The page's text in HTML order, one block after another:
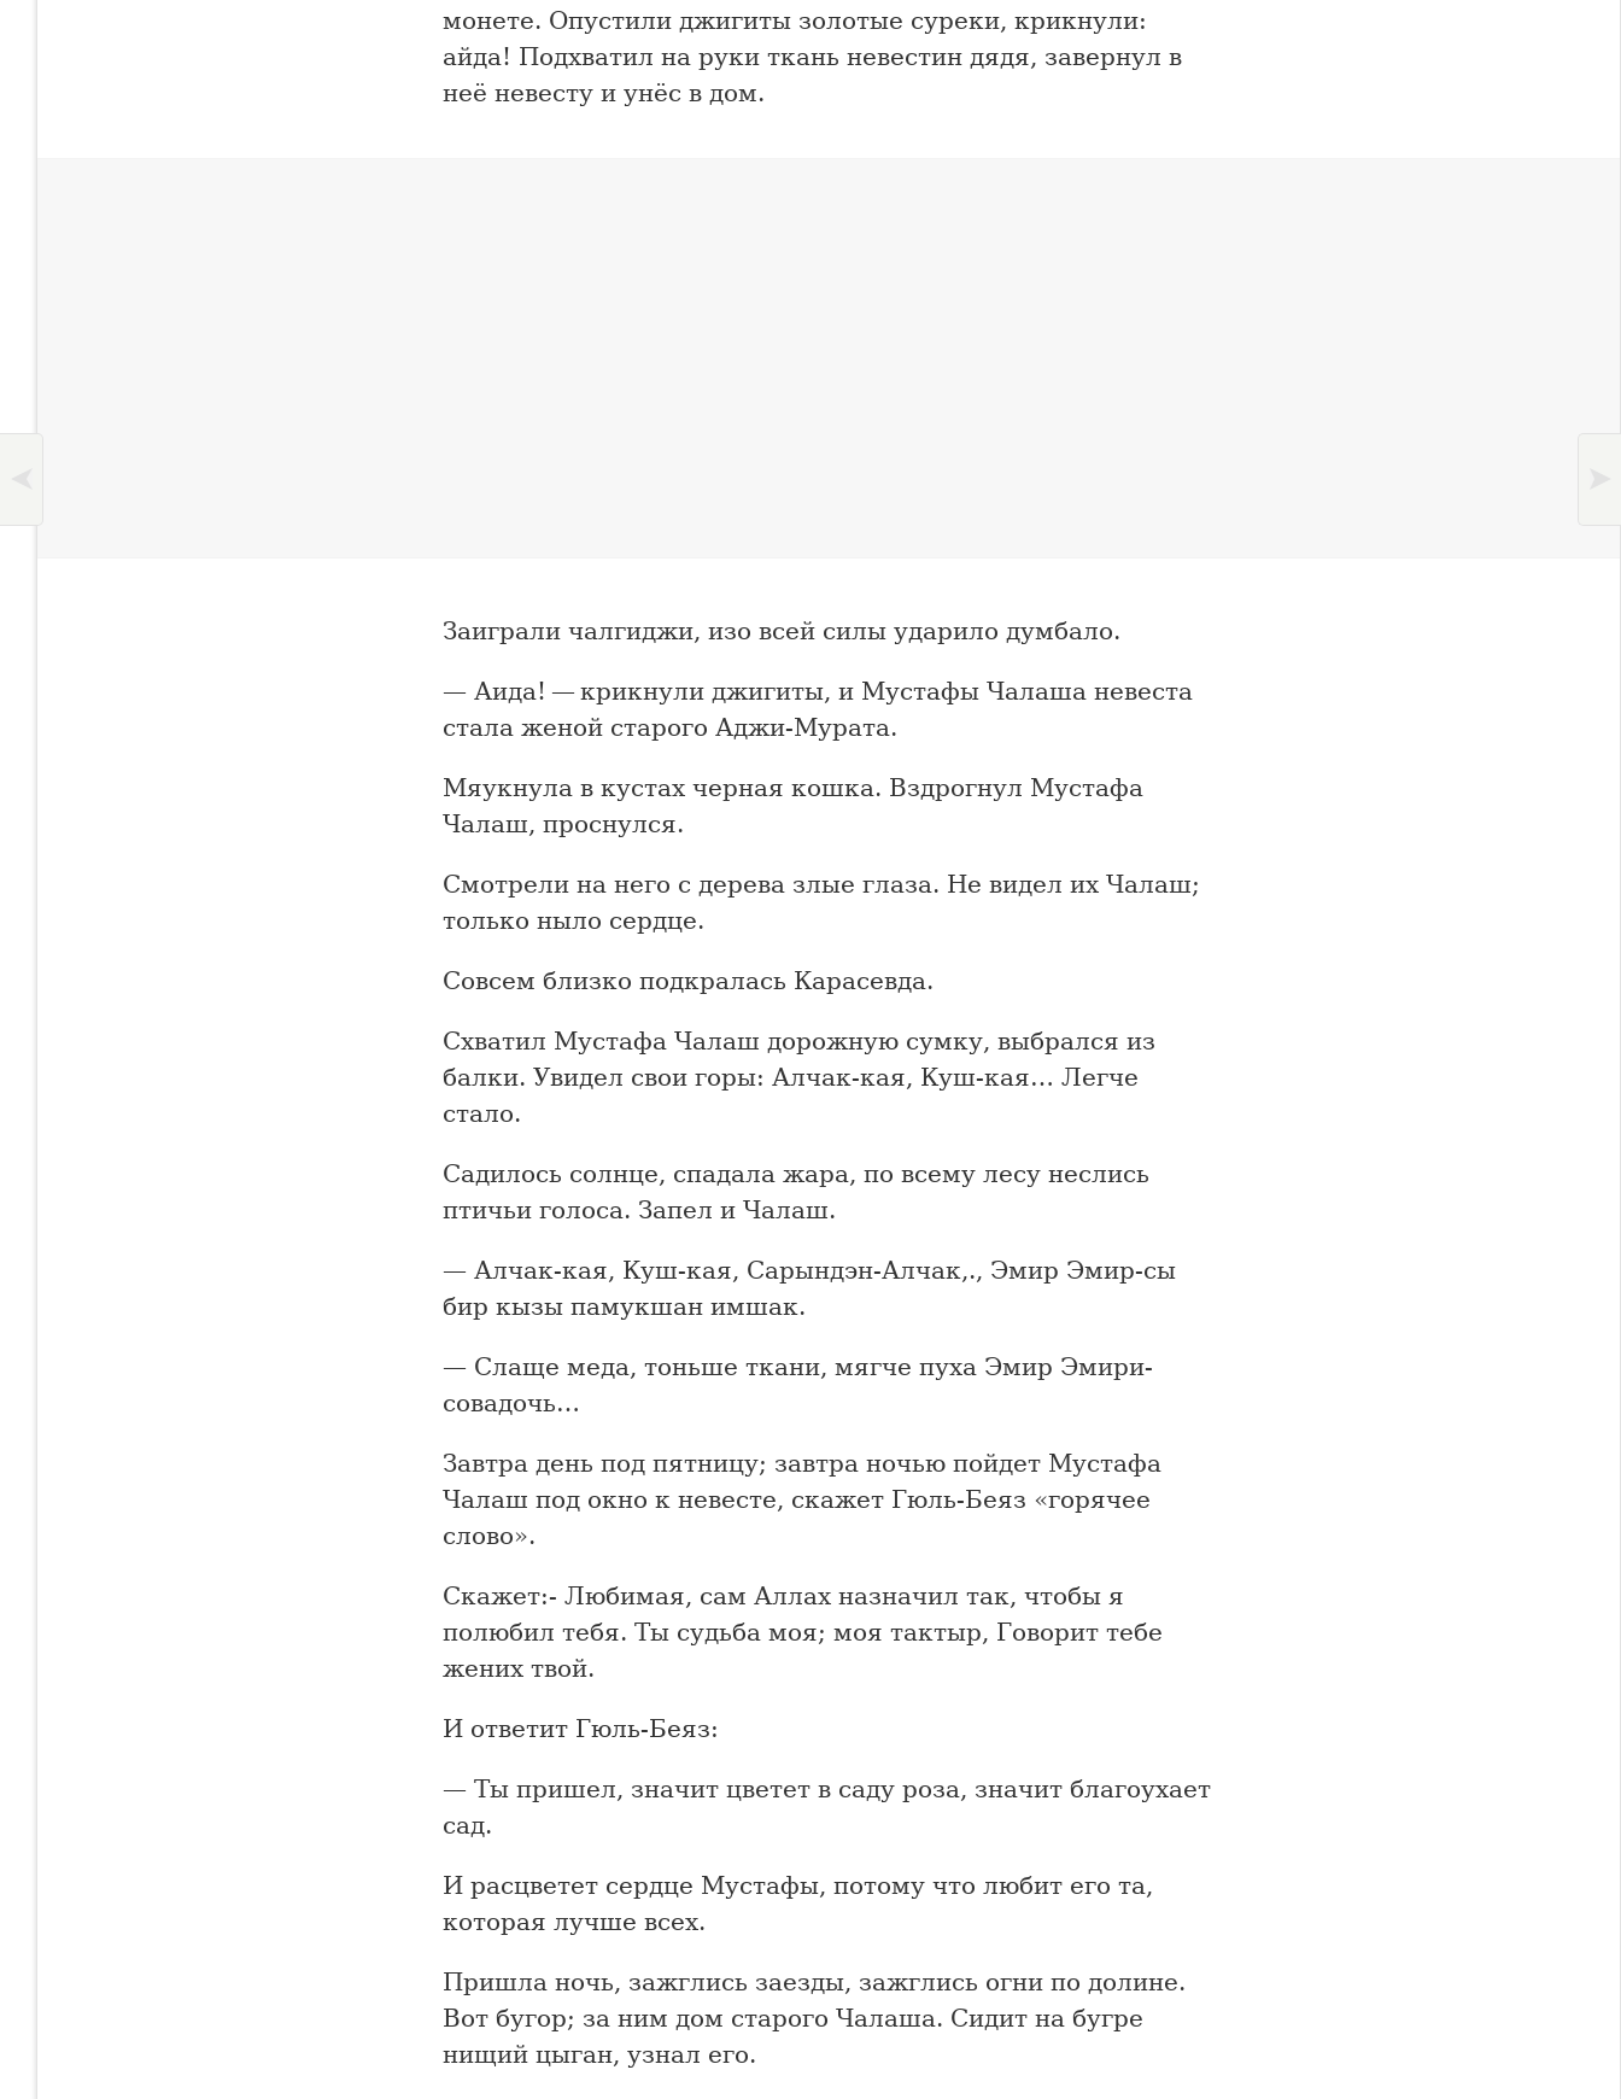
монете. Опустили джигиты золотые суреки, крикнули:
айда! Подхватил на руки ткань невестин дядя, завернул в
неё невесту и унёс в дом.
Заиграли чалгиджи, изо всей силы ударило думбало.
— Аида! — крикнули джигиты, и Мустафы Чалаша невеста
стала женой старого Аджи-Мурата.
Мяукнула в кустах черная кошка. Вздрогнул Мустафа
Чалаш, проснулся.
Смотрели на него с дерева злые глаза. Не видел их Чалаш;
только ныло сердце.
Совсем близко подкралась Карасевда.
Схватил Мустафа Чалаш дорожную сумку, выбрался из
балки. Увидел свои горы: Алчак-кая, Куш-кая… Легче
стало.
Садилось солнце, спадала жара, по всему лесу неслись
птичьи голоса. Запел и Чалаш.
— Алчак-кая, Куш-кая, Сарындэн-Алчак,., Эмир Эмир-сы
бир кызы памукшан имшак.
— Слаще меда, тоньше ткани, мягче пуха Эмир Эмири-
совадочь…
Завтра день под пятницу; завтра ночью пойдет Мустафа
Чалаш под окно к невесте, скажет Гюль-Беяз «горячее
слово».
Скажет:- Любимая, сам Аллах назначил так, чтобы я
полюбил тебя. Ты судьба моя; моя тактыр, Говорит тебе
жених твой.
И ответит Гюль-Беяз:
— Ты пришел, значит цветет в саду роза, значит благоухает
сад.
И расцветет сердце Мустафы, потому что любит его та,
которая лучше всех.
Пришла ночь, зажглись заезды, зажглись огни по долине.
Вот бугор; за ним дом старого Чалаша. Сидит на бугре
нищий цыган, узнал его.